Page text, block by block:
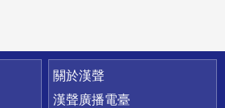
關於漢聲
漢聲廣播電臺